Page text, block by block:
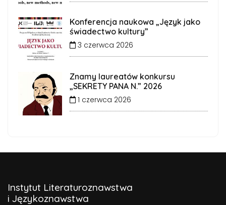
Konferencja naukowa „Język jako
świadectwo kultury”
3 czerwca 2026
Znamy laureatów konkursu
„SEKRETY PANA N.” 2026
1 czerwca 2026
Instytut Literaturoznawstwa
i Językoznawstwa